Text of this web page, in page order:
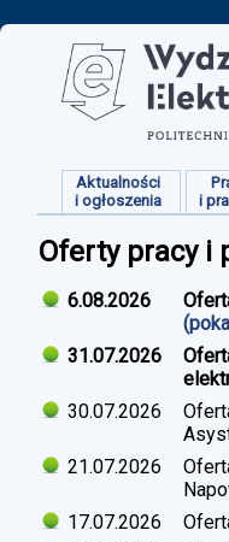
Aktualności
i ogłoszenia
i
Oferty pracy i
6.08.2026
31.07.2026
30.07.2026
21.07.2026
17.07.2026